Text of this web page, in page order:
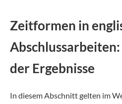
Zeitformen in
der Ergebnisse
In diesem Abschnitt gelten im